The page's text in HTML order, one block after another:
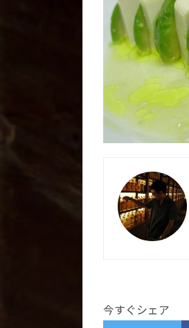
今すぐシェア